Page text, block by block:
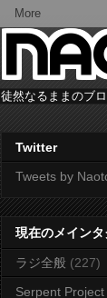
徒然なるままのブ
Twitter
Tweets by
現在のメインタ
ラジ全般 (227)
Serpent Project